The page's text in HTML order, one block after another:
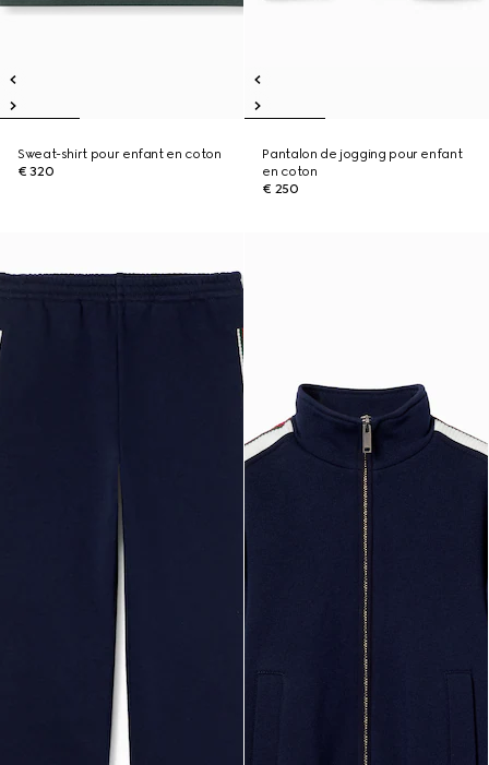
Sweat-shirt pour enfant en coton
€ 320
Pantalon de jogging pour enfant
en coton
€ 250